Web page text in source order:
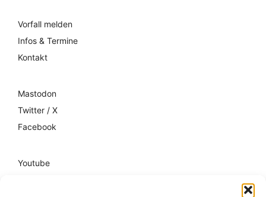
Vorfall melden
Infos & Termine
Kontakt
Mastodon
Twitter / X
Facebook
Youtube